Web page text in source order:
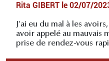
Rita GIBERT le 02/07/
J'ai eu du mal à les
avoir appelé au mauvais
prise de rendez-vous